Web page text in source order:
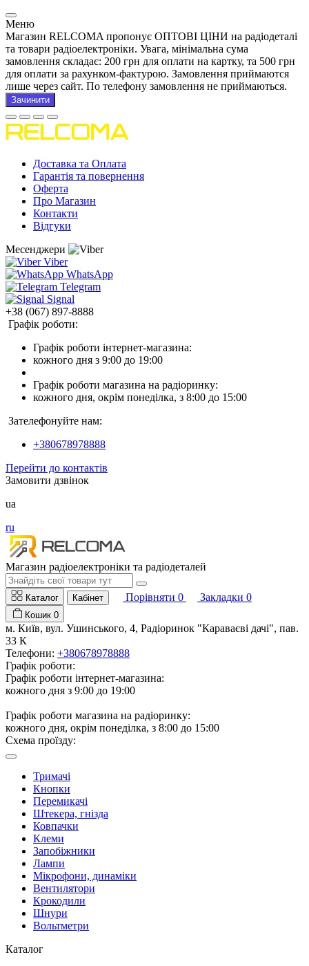
Меню
Магазин RELCOMA пропонує ОПТОВІ ЦІНИ на радіодеталі
та товари радіоелектроніки. Увага, мінімальна сума
замовлення складає: 200 грн для оплати на картку, та 500 грн
для оплати за рахунком-фактурою. Замовлення приймаются
лише через сайт. По телефону замовлення не приймаються.
Зачинити
Доставка та Оплата
Гарантія та повернення
Оферта
Про Магазин
Контакти
Відгуки
Месенджери
Viber
WhatsApp
Telegram
Signal
+38 (067) 897-8888
Графік роботи:
Графік роботи інтернет-магазина:
кожного дня з 9:00 до 19:00
Графік роботи магазина на радіоринку:
кожного дня, окрім понеділка, з 8:00 до 15:00
Зателефонуйте нам:
+380678978888
Перейти до контактів
Замовити дзвінок
ua
ru
Магазин радіоелектроніки та радіодеталей
Каталог Кабінет Порівняти 0 Закладки 0
Кошик 0
м. Київ, вул. Ушинського, 4, Радіоринок "Караваєві дачі", пав.
33 К
Телефони: +380678978888
Графік роботи:
Графік роботи інтернет-магазина:
кожного дня з 9:00 до 19:00
Графік роботи магазина на радіоринку:
кожного дня, окрім понеділка, з 8:00 до 15:00
Схема проїзду:
Тримачі
Кнопки
Перемикачі
Штекера, гнізда
Ковпачки
Клеми
Запобіжники
Лампи
Мікрофони, динаміки
Вентилятори
Крокодили
Шнури
Вольтметри
Каталог